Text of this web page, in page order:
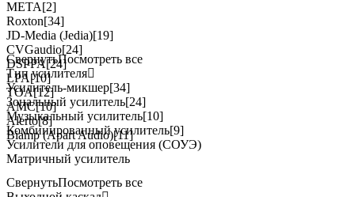
МЕТА[2]
Roxton[34]
JD-Media (Jedia)[19]
CVGaudio[24]
DSPPA[24]
LPA[10]
TOA[12]
AMC[10]
Alerto[8]
Biamp (Apart Audio)[11]
СвернутьПосмотреть все
Тип усилителя
Усилитель-микшер[34]
Зональный усилитель[24]
Музыкальный усилитель[10]
Комбинированный усилитель[9]
Усилители для оповещения (СОУЭ)
Матричный усилитель
СвернутьПосмотреть все